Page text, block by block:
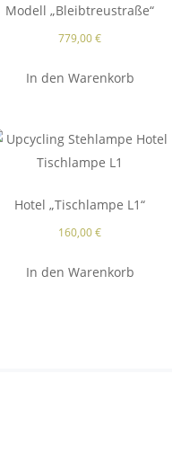
Modell „Bleibtreustraße“
779,00€
In den Warenkorb
Hotel „Tischlampe L1“
160,00€
In den Warenkorb